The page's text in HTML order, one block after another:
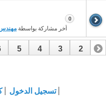
آخر مشاركة بواسطة
0
1
2
3
4
5
تسجيل الدخول